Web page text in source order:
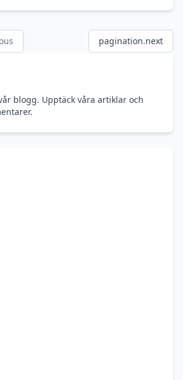
pagination.next
blogg. Upptäck våra artiklar och